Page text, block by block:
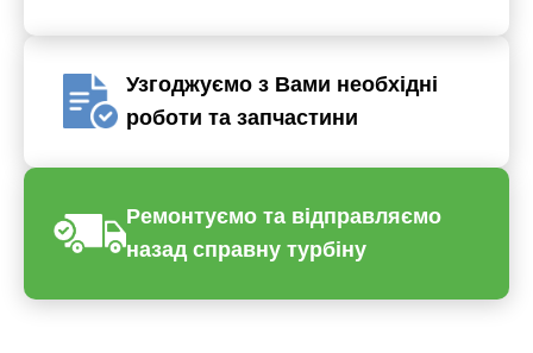
Узгоджуємо з Вами необхідні
роботи та запчастини
Ремонтуємо та відправляємо
назад справну турбіну